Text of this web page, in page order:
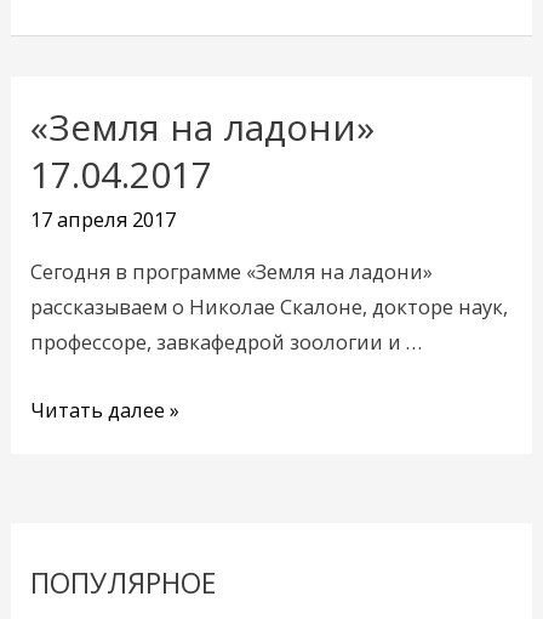
«Земля на ладони»
17.04.2017
17 апреля 2017
Сегодня в программе «Земля на ладони»
рассказываем о Николае Скалоне, докторе наук,
профессоре, завкафедрой зоологии и …
«Земля
ладони»
17.04.2017
Читать далее »
ПОПУЛЯРНОЕ